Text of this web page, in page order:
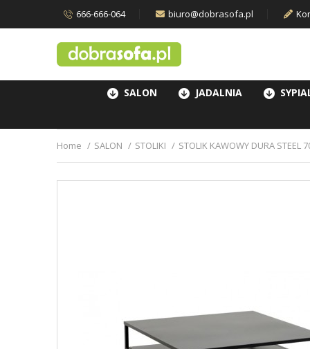
666-666-064 biuro@dobrasofa.pl
SALON JADALNIA
Home SALON STOLIKI STOLIK KAWOWY DURA STEEL